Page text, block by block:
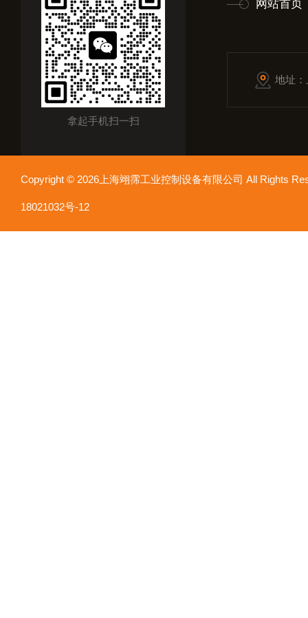
拿起手机扫一扫
网站首页
地址
Copyright © 2026上海翊霈工业控制设备有限公司 All Rights
18021032号-12